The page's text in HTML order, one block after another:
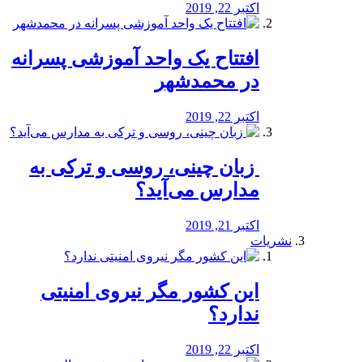
اکتبر 22, 2019
افتتاح یک واحد آموزشی پسرانه
در محمدشهر
اکتبر 22, 2019
️ زبان چینی، روسی و ترکی به
مدارس می‌آید؟
اکتبر 21, 2019
نشریات
این کشور مگر نیروی امنیتی
ندارد؟
اکتبر 22, 2019